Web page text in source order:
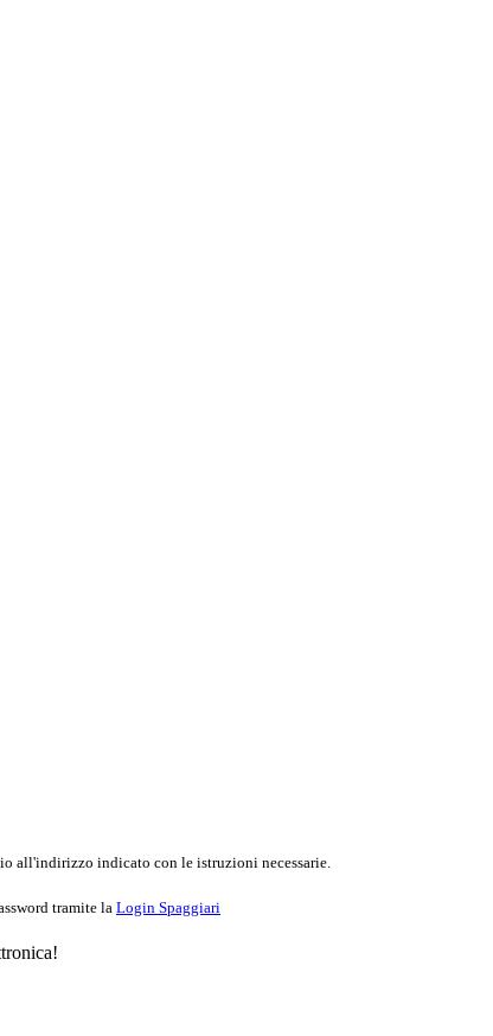
all'indirizzo indicato con le istruzioni necessarie.
tramite la Login Spaggiari